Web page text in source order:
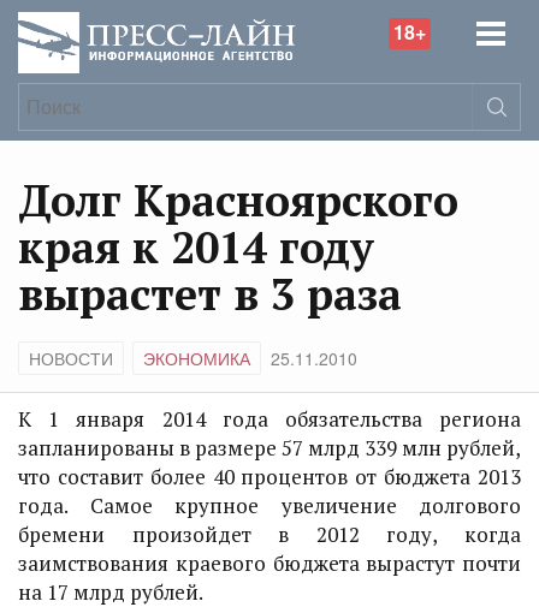
18+
Долг Красноярского
края к 2014 году
вырастет в 3 раза
НОВОСТИ ЭКОНОМИКА 25.11.2010
К 1 января 2014 года обязательства региона
запланированы в размере 57 млрд 339 млн рублей,
что составит более 40 процентов от бюджета 2013
года. Самое крупное увеличение долгового
бремени произойдет в 2012 году, когда
заимствования краевого бюджета вырастут почти
на 17 млрд рублей.